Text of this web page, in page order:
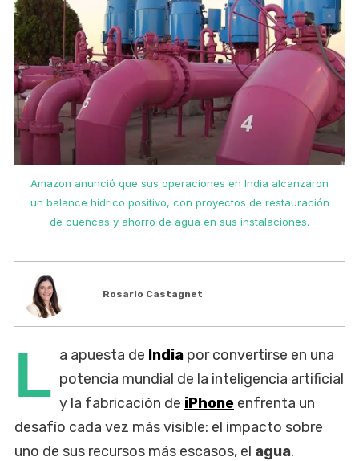
Amazon anunció que sus operaciones en India alcanzaron
un balance hídrico positivo, con proyectos de restauración
de cuencas y ahorro de agua en sus instalaciones.
Rosario Castagnet
L a apuesta de India por convertirse en una
potencia mundial de la inteligencia artificial
y la fabricación de iPhone enfrenta un
desafío cada vez más visible: el impacto sobre
uno de sus recursos más escasos, el agua.